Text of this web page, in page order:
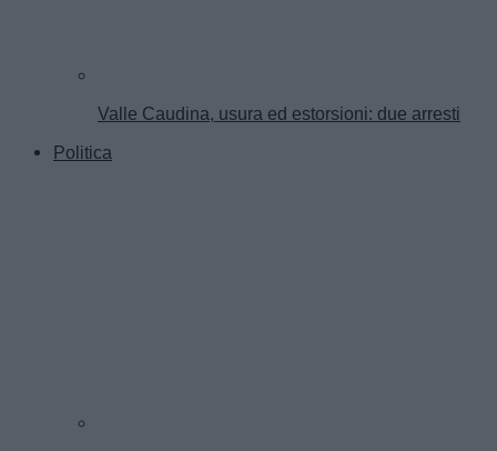
Valle Caudina, usura ed estorsioni: due arresti
Politica